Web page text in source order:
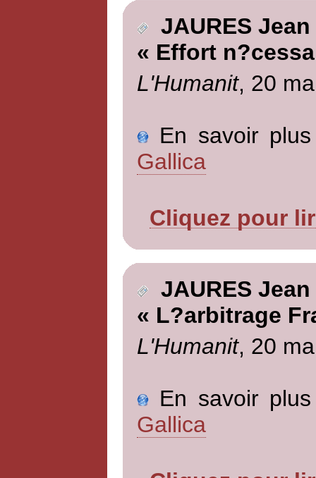
JAURES Jean
« Effort
L'Humanit, 20
En savoir
Gallica
Cliquez pour
JAURES Jean
« L?arbitrage
L'Humanit, 20
En savoir
Gallica